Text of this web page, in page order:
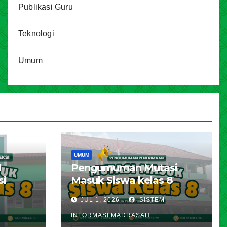
Publikasi Guru
Teknologi
Umum
UMUM
Pengumuman Mutasi
Masuk Siswa kelas 8
Tahun Pelajaran 2026 –
2027
JUL 1, 2026 SISTEM
INFORMASI MADRASAH